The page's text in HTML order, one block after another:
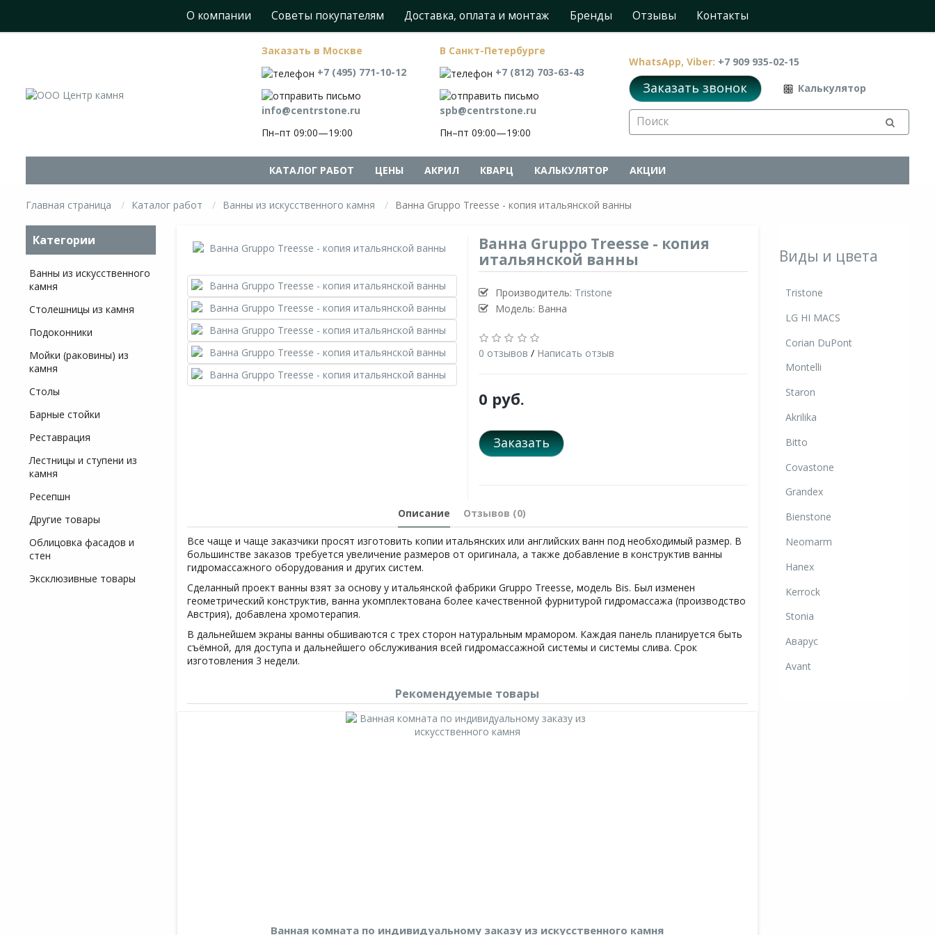
О компании Советы покупателям Доставка, оплата и монтаж Бренды Отзывы Контакты
Заказать в Москве
+7 (495) 771-10-12
info@centrstone.ru
Пн–пт 09:00—19:00
В Санкт-Петербурге
+7 (812) 703-63-43
spb@centrstone.ru
Пн–пт 09:00—19:00
WhatsApp, Viber: +7 909 935-02-15
Заказать звонок Калькулятор
КАТАЛОГ РАБОТ ЦЕНЫ АКРИЛ КВАРЦ КАЛЬКУЛЯТОР АКЦИИ
Главная страница Каталог работ Ванны из искусственного камня Ванна Gruppo Treesse - копия итальянской ванны
Категории
Ванны из искусственного
камня
Столешницы из камня
Подоконники
Мойки (раковины) из
камня
Столы
Барные стойки
Реставрация
Лестницы и ступени из
камня
Ресепшн
Другие товары
Облицовка фасадов и
стен
Эксклюзивные товары
Ванна Gruppo Treesse - копия
итальянской ванны
Производитель: Tristone
Модель: Ванна
0 отзывов / Написать отзыв
0 руб.
Заказать
Описание Отзывов (0)
Все чаще и чаще заказчики просят изготовить копии итальянских или английских ванн под необходимый размер. В
большинстве заказов требуется увеличение размеров от оригинала, а также добавление в конструктив ванны
гидромассажного оборудования и других систем.
Сделанный проект ванны взят за основу у итальянской фабрики Gruppo Treesse, модель Bis. Был изменен
геометрический конструктив, ванна укомплектована более качественной фурнитурой гидромассажа (производство
Австрия), добавлена хромотерапия.
В дальнейшем экраны ванны обшиваются с трех сторон натуральным мрамором. Каждая панель планируется быть
съёмной, для доступа и дальнейшего обслуживания всей гидромассажной системы и системы слива. Срок
изготовления 3 недели.
Рекомендуемые товары
Ванная комната по индивидуальному заказу из искусственного камня
Виды и цвета
Tristone
LG HI MACS
Corian DuPont
Montelli
Staron
Akrilika
Bitto
Covastone
Grandex
Bienstone
Neomarm
Hanex
Kerrock
Stonia
Аварус
Avant